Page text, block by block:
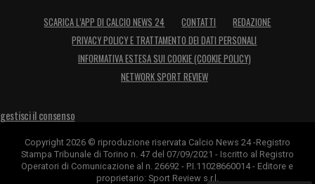
SCARICA L’APP DI CALCIO NEWS 24 CONTATTI
REDAZIONE
PRIVACY POLICY E TRATTAMENTO DEI DATI PERSONALI
INFORMATIVA ESTESA SUI COOKIE (COOKIE POLICY)
NETWORK SPORT REVIEW
gestisci il consenso
Copyright 2026 © riproduzione riservata Calcio News 24 -Registro
Stampa Tribunale di Torino n. 47 del 07/09/2021 - Iscritto al Registro
Operatori di Comunicazione al n. 26692 - P.I.11028660014 - Editore e
proprietario: Sport Review s.r.l.